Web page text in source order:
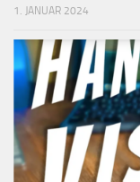
1. JANUAR 2024